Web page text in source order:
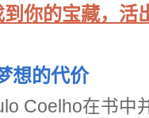
到你的宝藏，
想的代价
Coelho在书